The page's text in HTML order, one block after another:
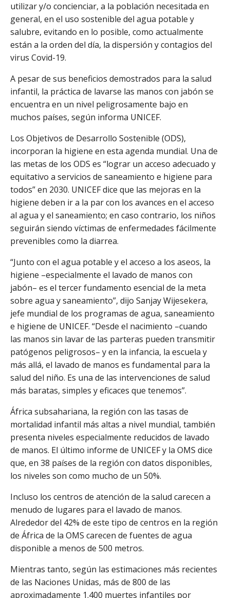
utilizar y/o concienciar, a la población necesitada en
general, en el uso sostenible del agua potable y
salubre, evitando en lo posible, como actualmente
están a la orden del día, la dispersión y contagios del
virus Covid-19.
A pesar de sus beneficios demostrados para la salud
infantil, la práctica de lavarse las manos con jabón se
encuentra en un nivel peligrosamente bajo en
muchos países, según informa UNICEF.
Los Objetivos de Desarrollo Sostenible (ODS),
incorporan la higiene en esta agenda mundial. Una de
las metas de los ODS es “lograr un acceso adecuado y
equitativo a servicios de saneamiento e higiene para
todos” en 2030. UNICEF dice que las mejoras en la
higiene deben ir a la par con los avances en el acceso
al agua y el saneamiento; en caso contrario, los niños
seguirán siendo víctimas de enfermedades fácilmente
prevenibles como la diarrea.
“Junto con el agua potable y el acceso a los aseos, la
higiene –especialmente el lavado de manos con
jabón– es el tercer fundamento esencial de la meta
sobre agua y saneamiento”, dijo Sanjay Wijesekera,
jefe mundial de los programas de agua, saneamiento
e higiene de UNICEF. “Desde el nacimiento –cuando
las manos sin lavar de las parteras pueden transmitir
patógenos peligrosos– y en la infancia, la escuela y
más allá, el lavado de manos es fundamental para la
salud del niño. Es una de las intervenciones de salud
más baratas, simples y eficaces que tenemos”.
África subsahariana, la región con las tasas de
mortalidad infantil más altas a nivel mundial, también
presenta niveles especialmente reducidos de lavado
de manos. El último informe de UNICEF y la OMS dice
que, en 38 países de la región con datos disponibles,
los niveles son como mucho de un 50%.
Incluso los centros de atención de la salud carecen a
menudo de lugares para el lavado de manos.
Alrededor del 42% de este tipo de centros en la región
de África de la OMS carecen de fuentes de agua
disponible a menos de 500 metros.
Mientras tanto, según las estimaciones más recientes
de las Naciones Unidas, más de 800 de las
aproximadamente 1.400 muertes infantiles por